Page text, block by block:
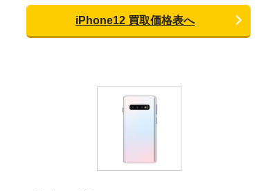
iPhone12 買取価格表へ